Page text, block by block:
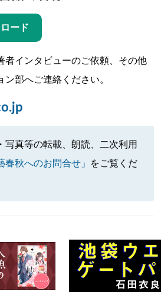
ード
者インタビューのご依頼、その他
部へご連絡ください。
真等の転載、朗読、二次利用
春秋へのお問合せ」
をご覧くだ